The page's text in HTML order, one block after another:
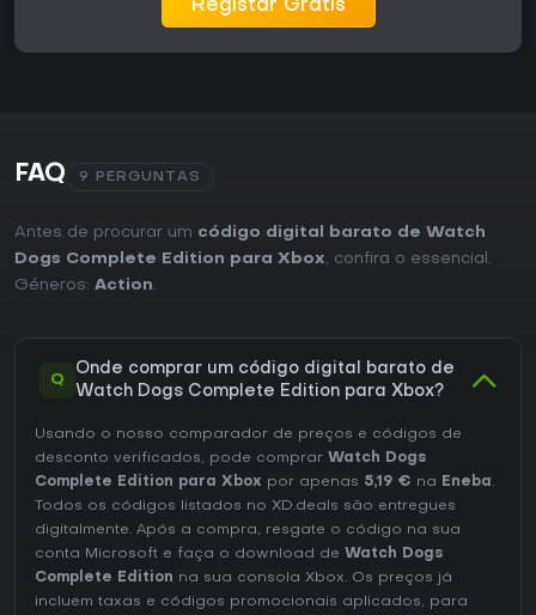
Registar Grátis
FAQ 9 PERGUNTAS
Antes de procurar um código digital barato de Watch
Dogs Complete Edition para Xbox, confira o essencial.
Géneros: Action.
Q
Onde comprar um código digital barato de
Watch Dogs Complete Edition para Xbox?
Usando o nosso comparador de preços e códigos de
desconto verificados, pode comprar Watch Dogs
Complete Edition para Xbox por apenas 5,19 € na Eneba .
Todos os códigos listados no XD.deals são entregues
digitalmente. Após a compra, resgate o código na sua
conta Microsoft e faça o download de Watch Dogs
Complete Edition na sua consola Xbox. Os preços já
incluem taxas e códigos promocionais aplicados, para